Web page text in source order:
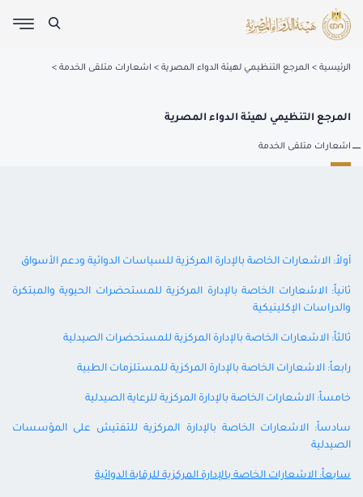
الرئيسية المرجع التنظيمي لهيئة الدواء المصرية اشعارات متلقى الخدمة
المرجع التنظيمي لهيئة الدواء المصرية
اشعارات متلقى الخدمة
أولاً: الاشعارات الخاصة بالإدارة المركزية للسياسات الدوائية ودعم الأسواق
ثانياً: الاشعارات الخاصة بالإدارة المركزية للمستحضرات الحيوية والمبتكرة
والدراسات الإكلينيكية
ثالثاً: الاشعارات الخاصة بالإدارة المركزية للمستحضرات الصيدلية
رابعاً: الاشعارات الخاصة بالإدارة المركزية للمستلزمات الطبية
خامساً: الاشعارات الخاصة بالإدارة المركزية للرعاية الصيدلية
سادساً: الاشعارات الخاصة بالإدارة المركزية للتفتيش على المؤسسات
الصيدلية
سابعاً: الاشعارات الخاصة بالإدارة المركزية للرقابة الدوائية